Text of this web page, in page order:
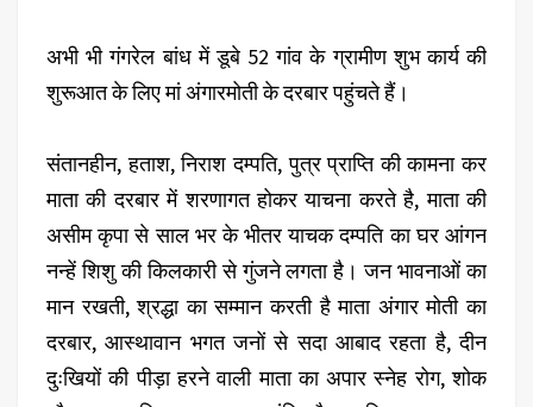
अभी भी गंगरेल बांध में डूबे 52 गांव के ग्रामीण शुभ कार्य की
शुरूआत के लिए मां अंगारमोती के दरबार पहुंचते हैं।
संतानहीन, हताश, निराश दम्पति, पुत्र प्राप्ति की कामना कर
माता की दरबार में शरणागत होकर याचना करते है, माता की
असीम कृपा से साल भर के भीतर याचक दम्पति का घर आंगन
नन्हें शिशु की किलकारी से गुंजने लगता है। जन भावनाओं का
मान रखती, श्रद्धा का सम्मान करती है माता अंगार मोती का
दरबार, आस्थावान भगत जनों से सदा आबाद रहता है, दीन
दुःखियों की पीड़ा हरने वाली माता का अपार स्नेह रोग, शोक